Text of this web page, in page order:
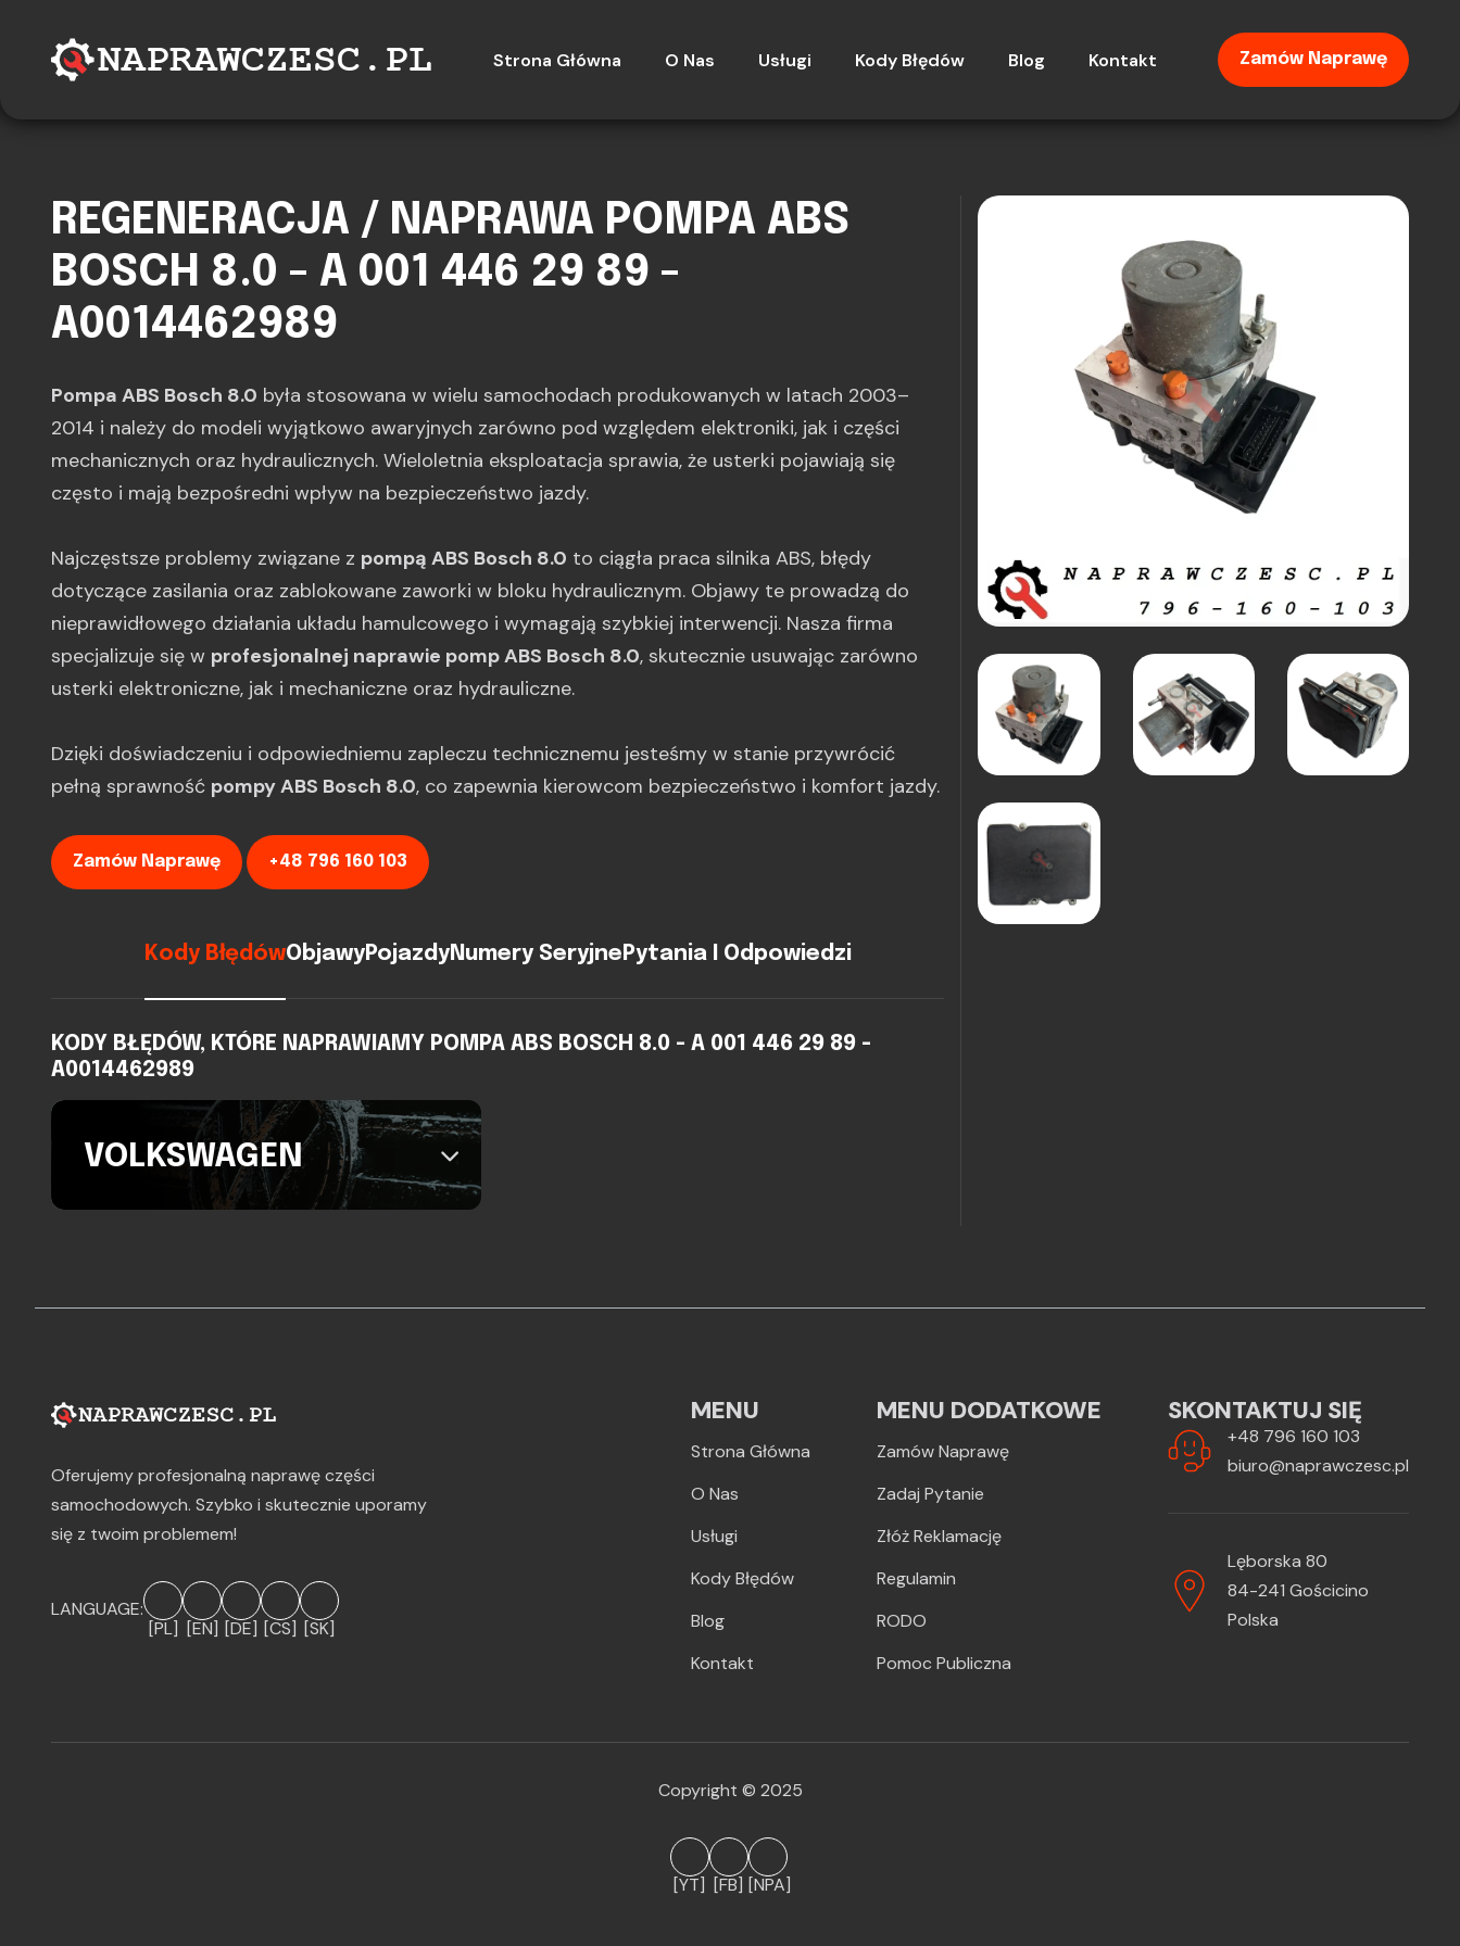
Strona Główna O Nas Usługi Kody Błędów Blog Kontakt Zamów Naprawę
REGENERACJA / NAPRAWA POMPA ABS
BOSCH 8.0 - A 001 446 29 89 -
A0014462989
Pompa ABS Bosch 8.0 była stosowana w wielu samochodach produkowanych w latach 2003–
2014 i należy do modeli wyjątkowo awaryjnych zarówno pod względem elektroniki, jak i części
mechanicznych oraz hydraulicznych. Wieloletnia eksploatacja sprawia, że usterki pojawiają się
często i mają bezpośredni wpływ na bezpieczeństwo jazdy.
Najczęstsze problemy związane z pompą ABS Bosch 8.0 to ciągła praca silnika ABS, błędy
dotyczące zasilania oraz zablokowane zaworki w bloku hydraulicznym. Objawy te prowadzą do
nieprawidłowego działania układu hamulcowego i wymagają szybkiej interwencji. Nasza firma
specjalizuje się w profesjonalnej naprawie pomp ABS Bosch 8.0, skutecznie usuwając zarówno
usterki elektroniczne, jak i mechaniczne oraz hydrauliczne.
Dzięki doświadczeniu i odpowiedniemu zapleczu technicznemu jesteśmy w stanie przywrócić
pełną sprawność pompy ABS Bosch 8.0, co zapewnia kierowcom bezpieczeństwo i komfort jazdy.
Zamów Naprawę +48 796 160 103
Kody BłędówObjawyPojazdyNumery Seryjne Pytania I Odpowiedzi
KODY BŁĘDÓW, KTÓRE NAPRAWIAMY POMPA ABS BOSCH 8.0 - A 001 446 29 89 -
A0014462989
VOLKSWAGEN
Oferujemy profesjonalną naprawę części
samochodowych. Szybko i skutecznie uporamy
się z twoim problemem!
LANGUAGE:
[PL] [EN] [DE] [CS] [SK]
MENU
Strona Główna
O Nas
Usługi
Kody Błędów
Blog
Kontakt
MENU DODATKOWE
Zamów Naprawę
Zadaj Pytanie
Złóż Reklamację
Regulamin
RODO
Pomoc Publiczna
SKONTAKTUJ SIĘ
+48 796 160 103
biuro@naprawczesc.pl
Lęborska 80
84-241 Gościcino
Polska
Copyright © 2025
[YT] [FB] [NPA]